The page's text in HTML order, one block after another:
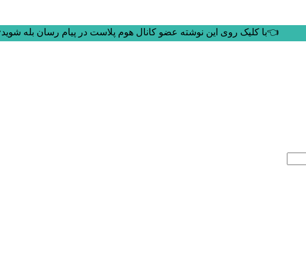
👈با کلیک روی این نوشته عضو کانال هوم پلاست در پیام رسان بله